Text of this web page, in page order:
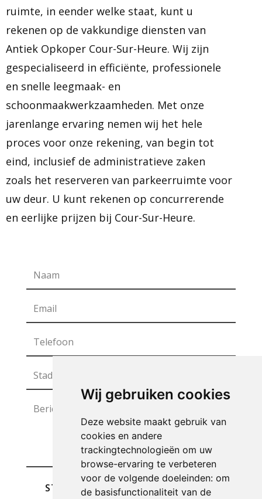
Wij gebruiken cookies
Deze website maakt gebruik van
cookies en andere
trackingtechnologieën om uw
browse-ervaring te verbeteren
voor de volgende doeleinden: om
de basisfunctionaliteit van de
ruimte, in eender welke staat, kunt u
rekenen op de vakkundige diensten van
Antiek Opkoper Cour-Sur-Heure. Wij zijn
gespecialiseerd in efficiënte, professionele
en snelle leegmaak- en
schoonmaakwerkzaamheden. Met onze
jarenlange ervaring nemen wij het hele
proces voor onze rekening, van begin tot
eind, inclusief de administratieve zaken
zoals het reserveren van parkeerruimte voor
uw deur. U kunt rekenen op concurrerende
en eerlijke prijzen bij Cour-Sur-Heure.
STUREN